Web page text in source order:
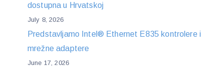
dostupna u Hrvatskoj
July 8, 2026
Predstavljamo Intel® Ethernet E835 kontrolere i
mrežne adaptere
June 17, 2026